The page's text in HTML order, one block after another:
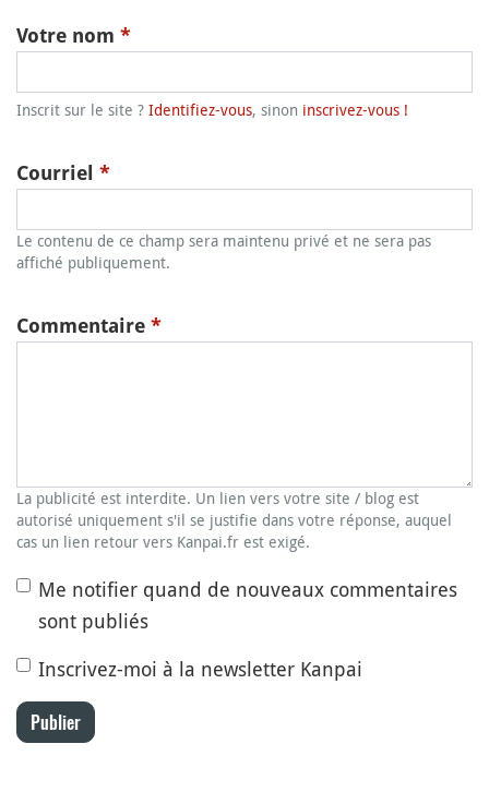
Votre nom *
Inscrit sur le site ? Identifiez-vous, sinon inscrivez-vous !
Courriel *
Le contenu de ce champ sera maintenu privé et ne sera pas
affiché publiquement.
Commentaire *
La publicité est interdite. Un lien vers votre site / blog est
autorisé uniquement s'il se justifie dans votre réponse, auquel
cas un lien retour vers Kanpai.fr est exigé.
Me notifier quand de nouveaux commentaires
sont publiés
Inscrivez-moi à la newsletter Kanpai
Publier